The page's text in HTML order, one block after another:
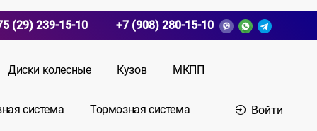
(29) 239-15-10 +7 (908) 280-15-10
Диски колесные Кузов МКПП
система Тормозная система Войти